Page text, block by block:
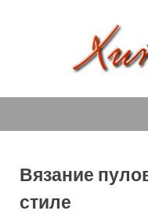
Вязание
стиле